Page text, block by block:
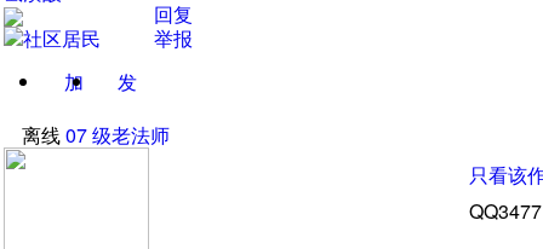
加
发
回复
举报
离线07级老法师
只看该